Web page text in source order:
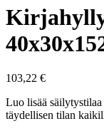
103,22 €
Luo lisää
täydellisen tilan